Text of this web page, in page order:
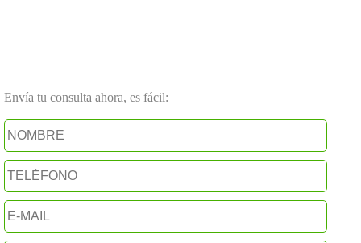
Envía tu consulta ahora, es fácil: